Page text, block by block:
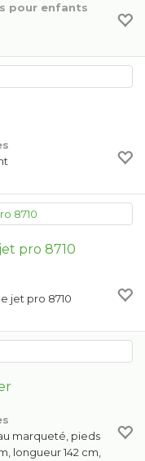
pour enfants
pro 8710
jet pro 8710
marqueté, pieds
longueur 142 cm,